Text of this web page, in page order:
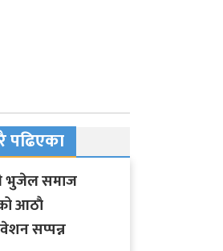
पढिएका
भुजेल समाज
आठाै
सप्पन्न